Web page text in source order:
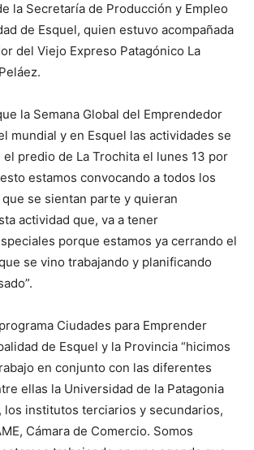
la Secretaría de Producción y Empleo
de Esquel, quien estuvo acompañada
del Viejo Expreso Patagónico La
la Semana Global del Emprendedor
mundial y en Esquel las actividades se
el predio de La Trochita el lunes 13 por
estamos convocando a todos los
se sientan parte y quieran
actividad que, va a tener
porque estamos ya cerrando el
se vino trabajando y planificando
Ciudades para Emprender
de Esquel y la Provincia “hicimos
en conjunto con las diferentes
ellas la Universidad de la Patagonia
los institutos terciarios y secundarios,
Cámara de Comercio. Somos